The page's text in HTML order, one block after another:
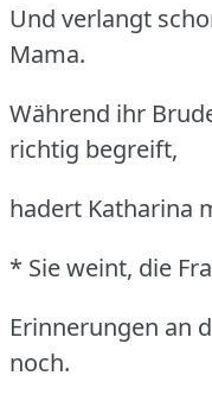
Und verlangt
Mama.
Während ihr
richtig begreift,
hadert Katharina
* Sie weint, die
Erinnerungen an
noch.